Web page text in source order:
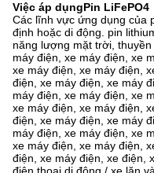
Việc áp dụngPin LiFePO4
Các lĩnh vực ứng dụng của
định hoặc di động. pin
năng lượng mặt trời,
máy điện, xe máy điện, xe
xe máy điện, xe máy điện,
điện, xe máy điện, xe máy
máy điện, xe máy điện, xe
xe máy điện, xe máy điện,
điện, xe máy điện, xe máy
máy điện, xe máy điện, xe
xe máy điện, xe máy điện,
điện, xe máy điện, xe điện,